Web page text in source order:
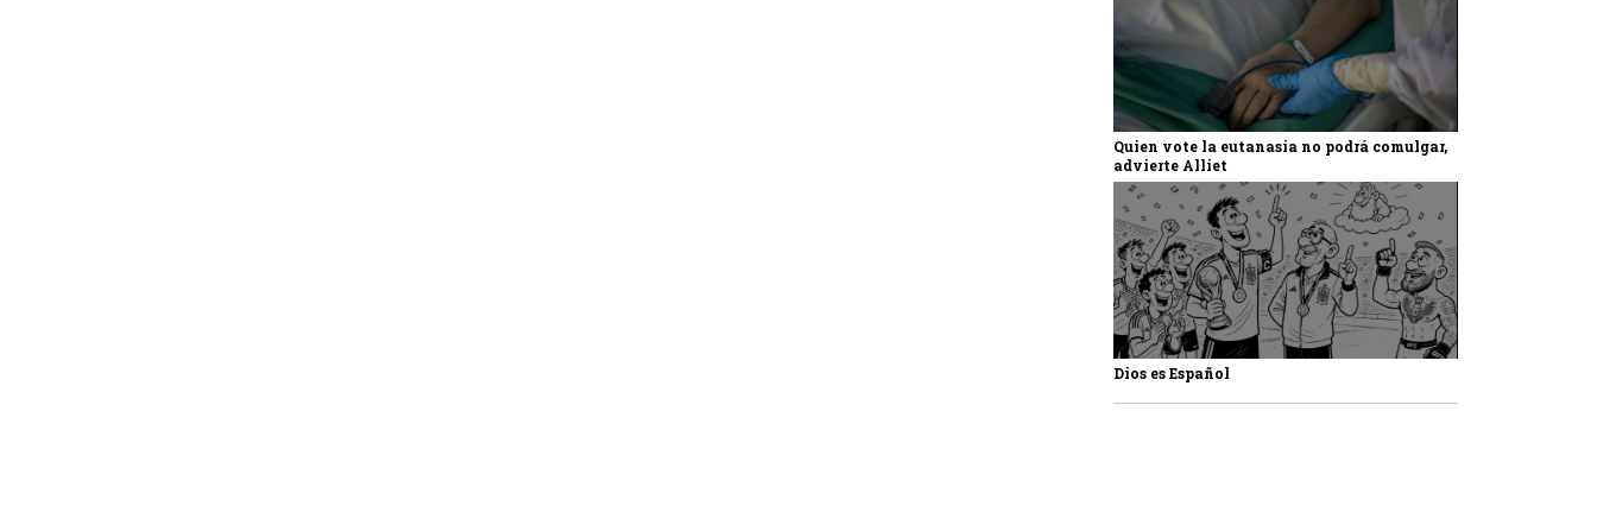
Quien vote la eutanasia no podrá comulgar,
advierte Alliet
Dios es Español